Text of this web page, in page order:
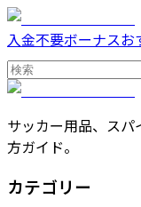
入金不要ボーナスお
サッカー用品、ス
方ガイド。
カテゴリー